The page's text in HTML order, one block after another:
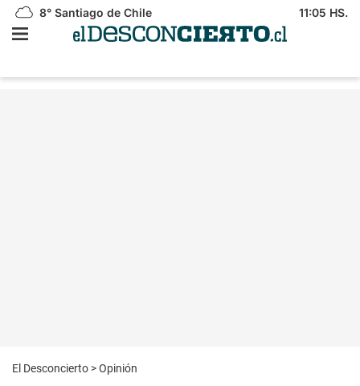
8° Santiago de Chile 11:05 HS.
El Desconcierto >Opinión